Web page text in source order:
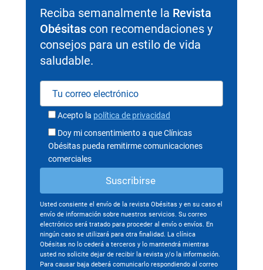
Reciba semanalmente la Revista
Obésitascon recomendaciones y
consejos para un estilo de vida
saludable.
Acepto la política de privacidad
Doy mi consentimiento a que Clínicas
Obésitas pueda remitirme comunicaciones
comerciales
Usted consiente el envío de la revista Obésitas y en su caso el
envío de información sobre nuestros servicios. Su correo
electrónico será tratado para proceder al envío o envíos. En
ningún caso se utilizará para otra finalidad. La clínica
Obésitas no lo cederá a terceros y lo mantendrá mientras
usted no solicite dejar de recibir la revista y/o la información.
Para causar baja deberá comunicarlo respondiendo al correo